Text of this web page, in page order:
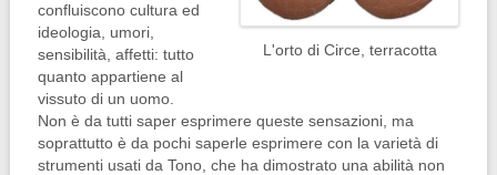
L'orto di Circe, terracotta
confluiscono cultura ed
ideologia, umori,
sensibilità, affetti: tutto
quanto appartiene al
vissuto di un uomo.
Non è da tutti saper esprimere queste sensazioni, ma
soprattutto è da pochi saperle esprimere con la varietà di
strumenti usati da Tono, che ha dimostrato una abilità non